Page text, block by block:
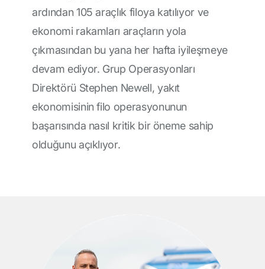
ardından 105 araçlık filoya katılıyor ve
ekonomi rakamları araçların yola
çıkmasından bu yana her hafta iyileşmeye
devam ediyor. Grup Operasyonları
Direktörü Stephen Newell, yakıt
ekonomisinin filo operasyonunun
başarısında nasıl kritik bir öneme sahip
olduğunu açıklıyor.